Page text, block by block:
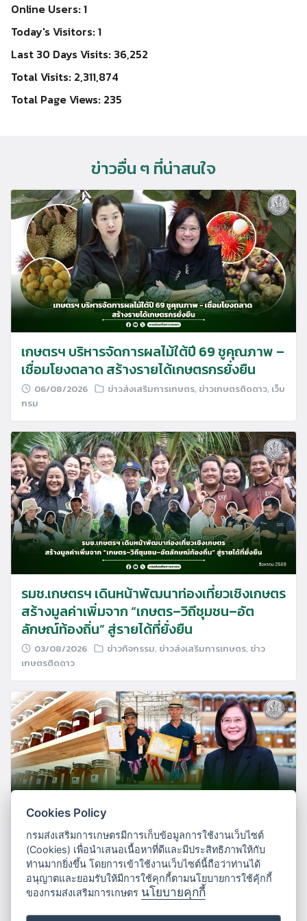
Online Users:1
Today's Visitors:1
Last 30 Days Visits: 36,252
Total Visits: 2,311,874
Total Page Views: 235
ข่าวอื่น ๆ ที่น่าสนใจ
เกษตรฯ บริหารจัดการผลไม้ใต้ปี 69 ชูคุณภาพ –
เชื่อมโยงตลาด สร้างรายได้เกษตรกรยั่งยืน
06/08/2026 ข่าวส่งเสริมการเกษตร, ข่าวเกษตรติดดาว, เว็บ
กรม
รมช.เกษตรฯ เดินหน้าพัฒนาท่องเที่ยวเชิงเกษตร
สร้างมูลค่าเพิ่มจาก “เกษตร–วิถีชุมชน–อัต
ลักษณ์ท้องถิ่น” สู่รายได้ที่ยั่งยืน
03/08/2026 ข่าวกิจกรรม, ข่าวส่งเสริมการเกษตร, ข่าว
เกษตรติดดาว
กรมส่งเสริมการเกษตร ชวนเกษตรกรตรวจ
คุณภาพน้ำผึ้งฟรี เพิ่มความเชื่อมั่นผู้บริโภค
สร้างมูลค่าเพิ่มสินค้า
Cookies Policy
กรมส่งเสริมการเกษตรมีการเก็บข้อมูลการใช้งานเว็บไซต์
(Cookies) เพื่อนำเสนอเนื้อหาที่ดีและมีประสิทธิภาพให้กับ
ท่านมากยิ่งขึ้น โดยการเข้าใช้งานเว็บไซต์นี้ถือว่าท่านได้
อนุญาตและยอมรับให้มีการใช้คุกกี้ตามนโยบายการใช้คุ้กกี้
ของกรมส่งเสริมการเกษตร นโยบายคุกกี้